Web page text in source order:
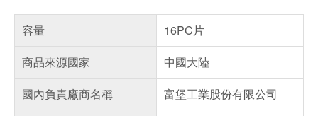
容量
16PC片
商品來源國家
中國大陸
國內負責廠商名稱
富堡工業股份有限公司